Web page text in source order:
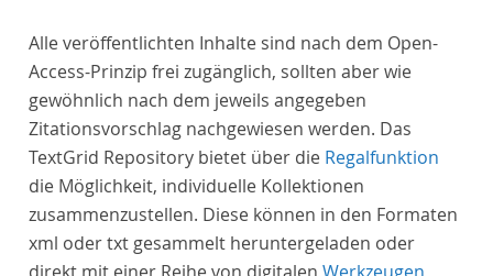
Alle veröffentlichten Inhalte sind nach dem Open-
Access-Prinzip frei zugänglich, sollten aber wie
gewöhnlich nach dem jeweils angegeben
Zitationsvorschlag nachgewiesen werden. Das
TextGrid Repository bietet über die Regalfunktion
die Möglichkeit, individuelle Kollektionen
zusammenzustellen. Diese können in den Formaten
xml oder txt gesammelt heruntergeladen oder